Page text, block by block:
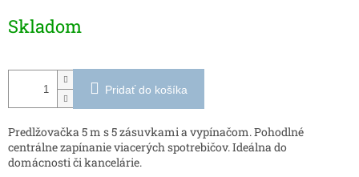
cena:
Skladom
Pridať do košíka
Predlžovačka 5 m s 5 zásuvkami a vypínačom. Pohodlné
centrálne zapínanie viacerých spotrebičov. Ideálna do
domácnosti či kancelárie.